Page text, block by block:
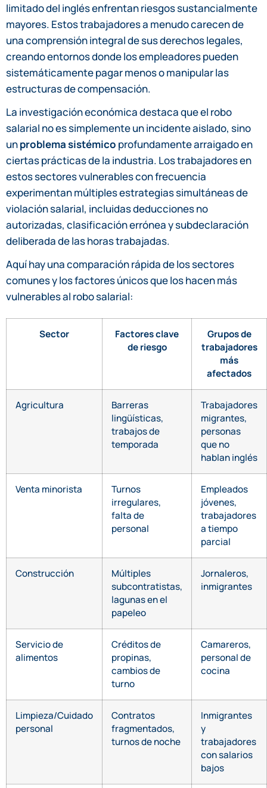
limitado del inglés enfrentan riesgos sustancialmente
mayores. Estos trabajadores a menudo carecen de
una comprensión integral de sus derechos legales,
creando entornos donde los empleadores pueden
sistemáticamente pagar menos o manipular las
estructuras de compensación.
La investigación económica destaca que el robo
salarial no es simplemente un incidente aislado, sino
unproblema sistémico profundamente arraigado en
ciertas prácticas de la industria. Los trabajadores en
estos sectores vulnerables con frecuencia
experimentan múltiples estrategias simultáneas de
violación salarial, incluidas deducciones no
autorizadas, clasificación errónea y subdeclaración
deliberada de las horas trabajadas.
Aquí hay una comparación rápida de los sectores
comunes y los factores únicos que los hacen más
vulnerables al robo salarial:
Sector
Factores clave
de riesgo
Grupos de
trabajadores
más
afectados
Agricultura
Barreras
lingüísticas,
trabajos de
temporada
Trabajadores
migrantes,
personas
que no
hablan inglés
Venta minorista
Turnos
irregulares,
falta de
personal
Empleados
jóvenes,
trabajadores
a tiempo
parcial
Construcción
Múltiples
subcontratistas,
lagunas en el
papeleo
Jornaleros,
inmigrantes
Servicio de
alimentos
Créditos de
propinas,
cambios de
turno
Camareros,
personal de
cocina
Limpieza/Cuidado
personal
Contratos
fragmentados,
turnos de noche
Inmigrantes
y
trabajadores
con salarios
bajos